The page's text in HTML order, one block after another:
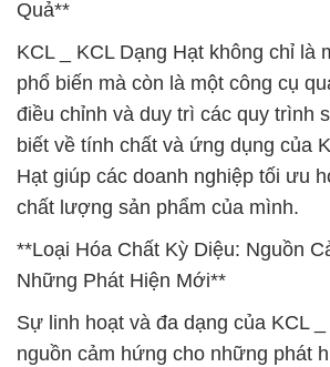
Quả**
KCL _ KCL Dạng Hạt không chỉ là
phổ biến mà còn là một công cụ
điều chỉnh và duy trì các quy trình
biết về tính chất và ứng dụng của
Hạt giúp các doanh nghiệp tối ưu
chất lượng sản phẩm của mình.
**Loại Hóa Chất Kỳ Diệu: Nguồn
Những Phát Hiện Mới**
Sự linh hoạt và đa dạng của KCL
nguồn cảm hứng cho những phát